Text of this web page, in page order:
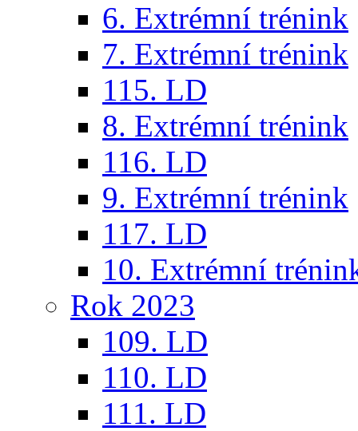
6. Extrémní trénink
7. Extrémní trénink
115. LD
8. Extrémní trénink
116. LD
9. Extrémní trénink
117. LD
10. Extrémní
Rok 2023
109. LD
110. LD
111. LD